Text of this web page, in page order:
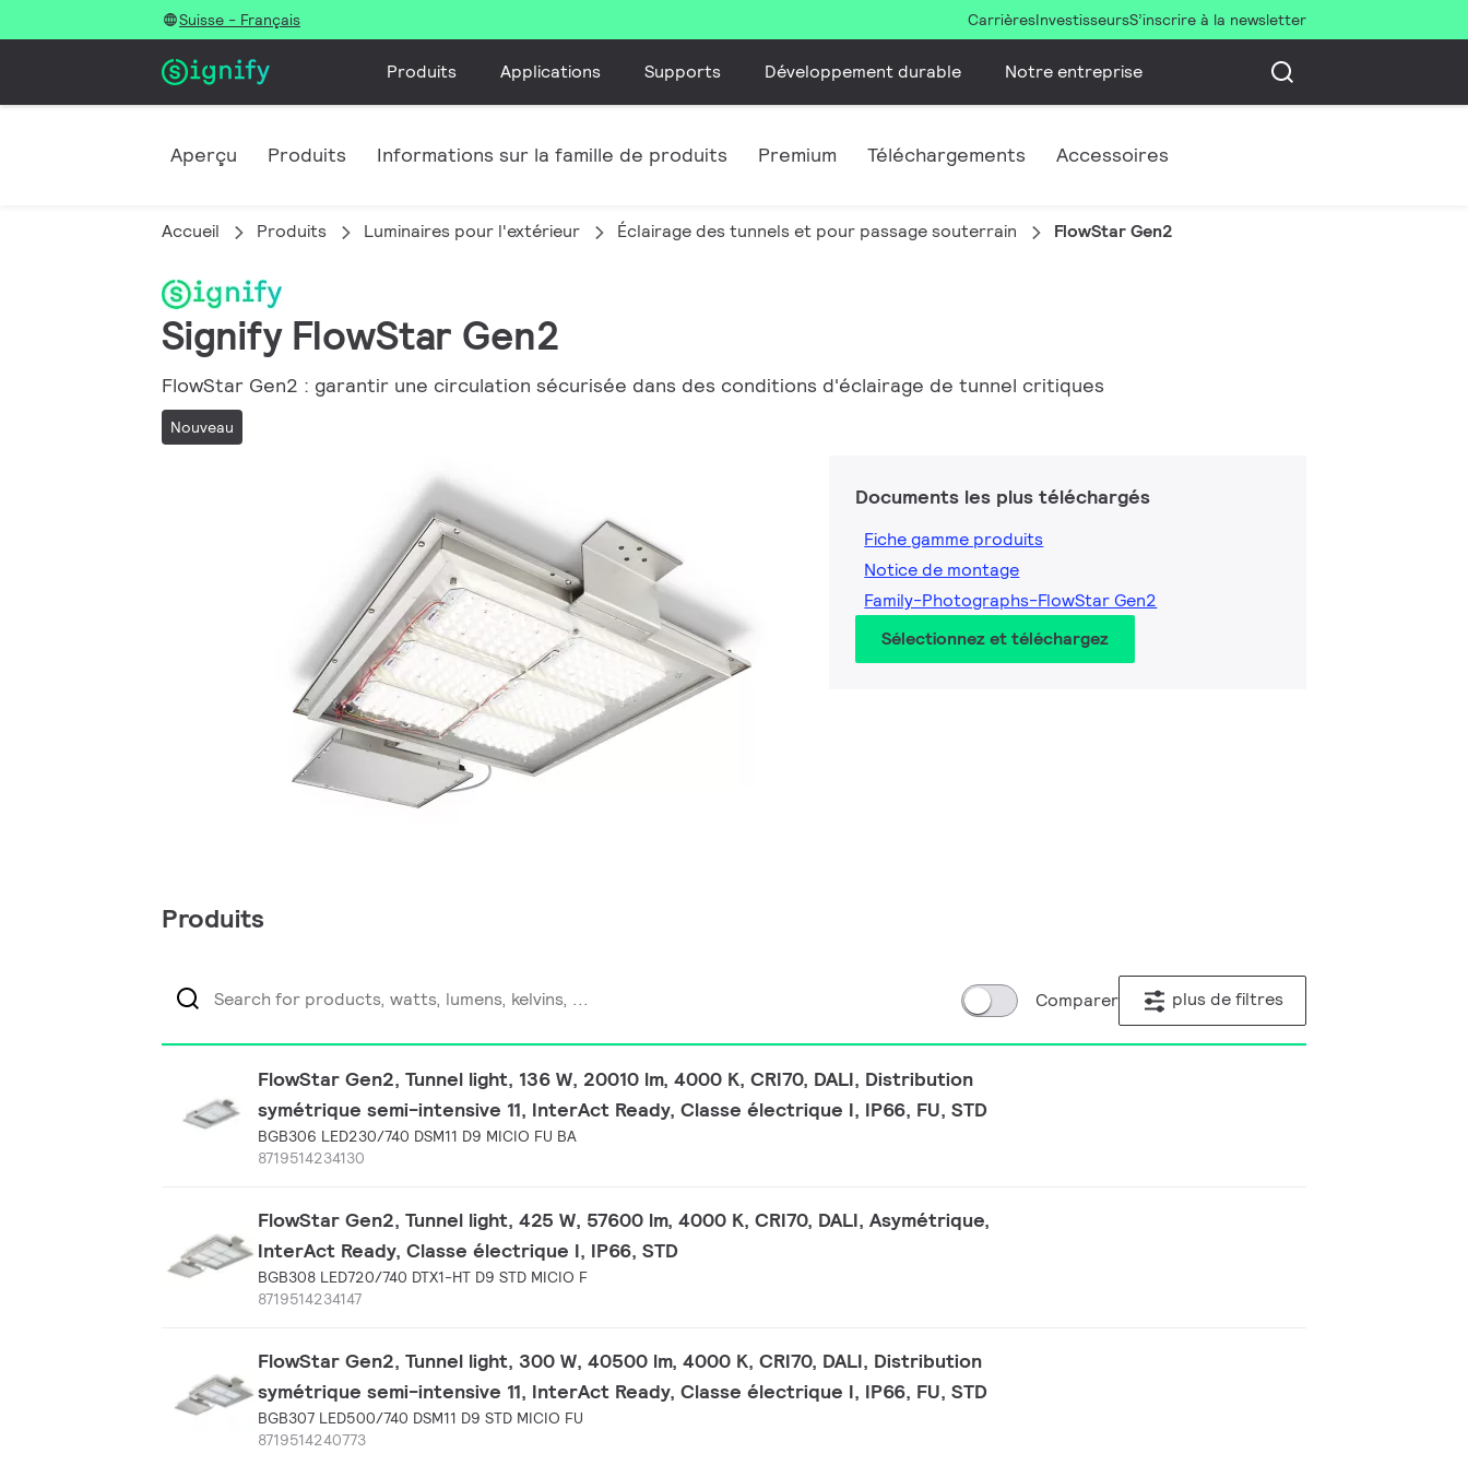
Suisse - Français CarrièresInvestisseursS’inscrire à la newsletter
Produits Applications Supports Développement durable Notre entreprise
Aperçu Produits Informations sur la famille de produits Premium Téléchargements Accessoires
Accueil Produits Luminaires pour l'extérieur Éclairage des tunnels et pour passage souterrain FlowStar Gen2
Signify FlowStar Gen2
FlowStar Gen2 : garantir une circulation sécurisée dans des conditions d'éclairage de tunnel critiques
Nouveau
Documents les plus téléchargés
Fiche gamme produits
Notice de montage
Family-Photographs-FlowStar Gen2
Sélectionnez et téléchargez
Produits
Comparer plus de filtres
FlowStar Gen2, Tunnel light, 136 W, 20010 lm, 4000 K, CRI70, DALI, Distribution
symétrique semi-intensive 11, InterAct Ready, Classe électrique I, IP66, FU, STD
BGB306 LED230/740 DSM11 D9 MICIO FU BA
8719514234130
FlowStar Gen2, Tunnel light, 425 W, 57600 lm, 4000 K, CRI70, DALI, Asymétrique,
InterAct Ready, Classe électrique I, IP66, STD
BGB308 LED720/740 DTX1-HT D9 STD MICIO F
8719514234147
FlowStar Gen2, Tunnel light, 300 W, 40500 lm, 4000 K, CRI70, DALI, Distribution
symétrique semi-intensive 11, InterAct Ready, Classe électrique I, IP66, FU, STD
BGB307 LED500/740 DSM11 D9 STD MICIO FU
8719514240773